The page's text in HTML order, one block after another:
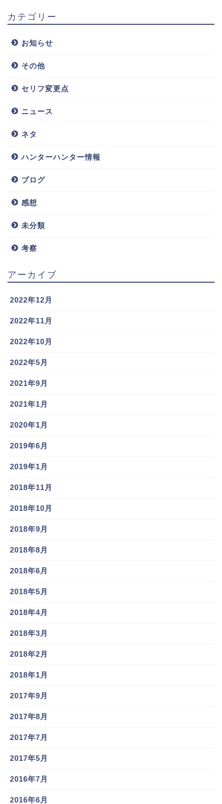
カテゴリー
お知らせ
その他
セリフ変更点
ニュース
ネタ
ハンターハンター情報
ブログ
感想
未分類
考察
アーカイブ
2022年12月
2022年11月
2022年10月
2022年5月
2021年9月
2021年1月
2020年1月
2019年6月
2019年1月
2018年11月
2018年10月
2018年9月
2018年8月
2018年6月
2018年5月
2018年4月
2018年3月
2018年2月
2018年1月
2017年9月
2017年8月
2017年7月
2017年5月
2016年7月
2016年6月